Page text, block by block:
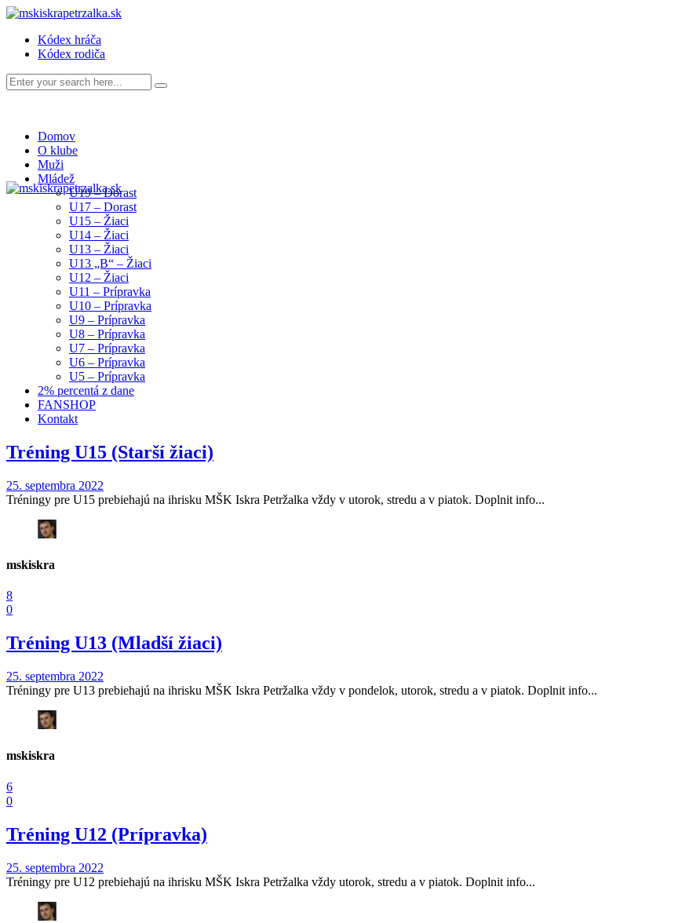
Kódex hráča
Kódex rodiča
Domov
O klube
Muži
Mládež
U19 – Dorast
U17 – Dorast
U15 – Žiaci
U14 – Žiaci
U13 – Žiaci
U13 „B“ – Žiaci
U12 – Žiaci
U11 – Prípravka
U10 – Prípravka
U9 – Prípravka
U8 – Prípravka
U7 – Prípravka
U6 – Prípravka
U5 – Prípravka
2% percentá z dane
FANSHOP
Kontakt
Tréning U15 (Starší žiaci)
25. septembra 2022
Tréningy pre U15 prebiehajú na ihrisku MŠK Iskra Petržalka vždy v utorok, stredu a v piatok. Doplnit info...
mskiskra
8
0
Tréning U13 (Mladší žiaci)
25. septembra 2022
Tréningy pre U13 prebiehajú na ihrisku MŠK Iskra Petržalka vždy v pondelok, utorok, stredu a v piatok. Doplnit info...
mskiskra
6
0
Tréning U12 (Prípravka)
25. septembra 2022
Tréningy pre U12 prebiehajú na ihrisku MŠK Iskra Petržalka vždy utorok, stredu a v piatok. Doplnit info...